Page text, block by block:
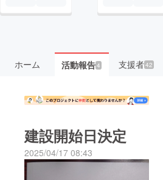
ホーム 活動報告4 支援者42
建設開始日決定
2025/04/17 08:43